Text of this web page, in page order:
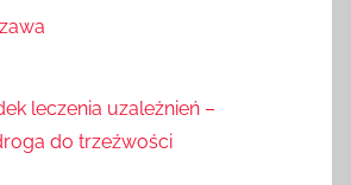
leczenia uzależnień –
do trzeźwości